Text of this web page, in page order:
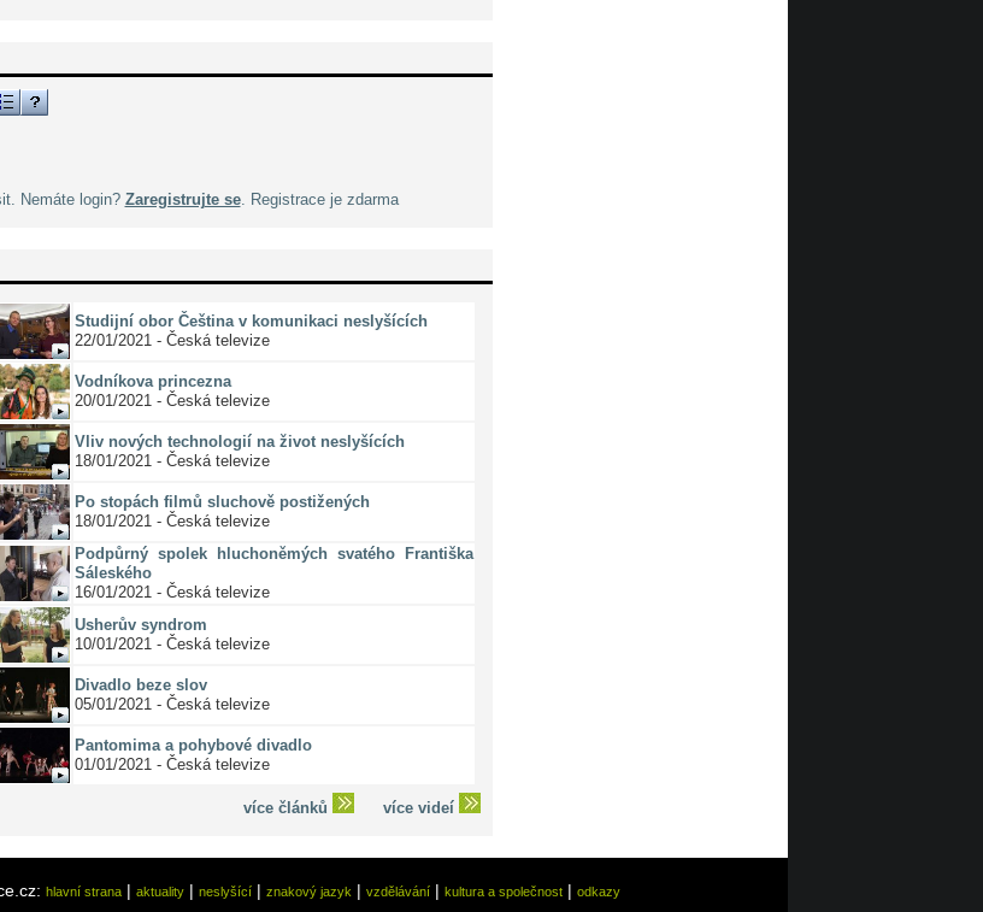
Nemáte login? Zaregistrujte se. Registrace je zdarma
Studijní obor Čeština v komunikaci neslyšících
22/01/2021 - Česká televize
Vodníkova princezna
20/01/2021 - Česká televize
Vliv nových technologií na život neslyšících
18/01/2021 - Česká televize
Po stopách filmů sluchově postižených
18/01/2021 - Česká televize
Podpůrný spolek hluchoněmých svatého Františka
Sáleského
16/01/2021 - Česká televize
Usherův syndrom
10/01/2021 - Česká televize
Divadlo beze slov
05/01/2021 - Česká televize
Pantomima a pohybové divadlo
01/01/2021 - Česká televize
více článků více videí
hlavní strana| aktuality| neslyšící| znakový jazyk | vzdělávání| kultura a společnost| odkazy